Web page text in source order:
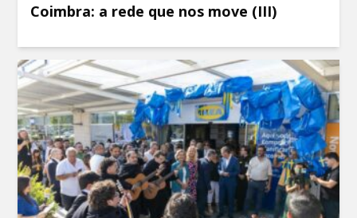
Coimbra: a rede que nos move (III)